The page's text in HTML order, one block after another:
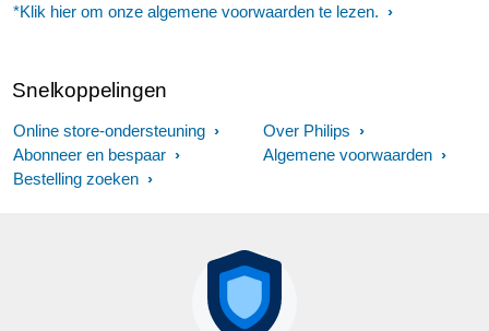
*Klik hier om onze algemene voorwaarden te lezen.
Snelkoppelingen
Online store-ondersteuning
Abonneer en bespaar
Bestelling zoeken
Over Philips
Algemene voorwaarden